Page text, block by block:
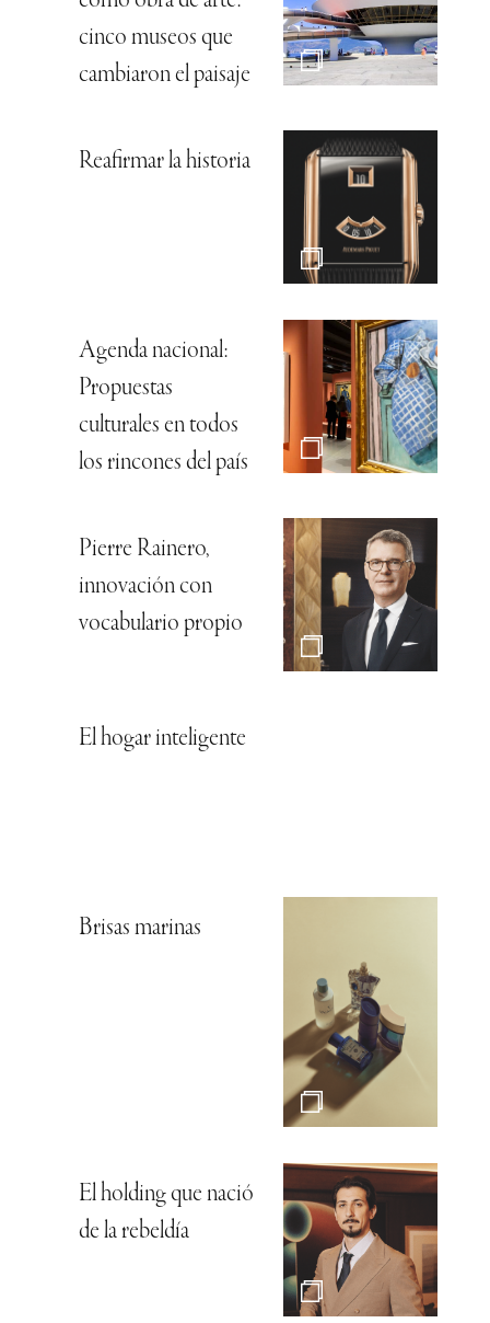
cinco museos que
cambiaron el paisaje
Reafirmar la historia
Agenda nacional:
Propuestas
culturales en todos
los rincones del país
Pierre Rainero,
innovación con
vocabulario propio
El hogar inteligente
Brisas marinas
El holding que nació
de la rebeldía